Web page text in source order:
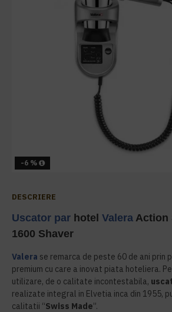
-6 %
DESCRIERE
Uscator par hotel Valera Action
1600 Shaver
Valera se remarca de peste 60 de ani prin
premium cu care a inovat piata hoteliera.
utilizare, de o calitate incontestabila,
realizate integral in Elvetia inca din 1955,
calitatii “Swiss Made”.